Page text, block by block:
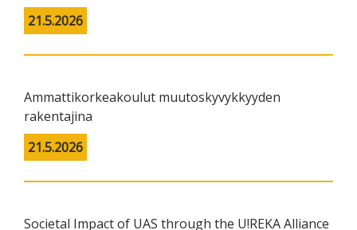
21.5.2026
Ammattikorkeakoulut muutoskyvykkyyden
rakentajina
21.5.2026
Societal Impact of UAS through the U!REKA Alliance